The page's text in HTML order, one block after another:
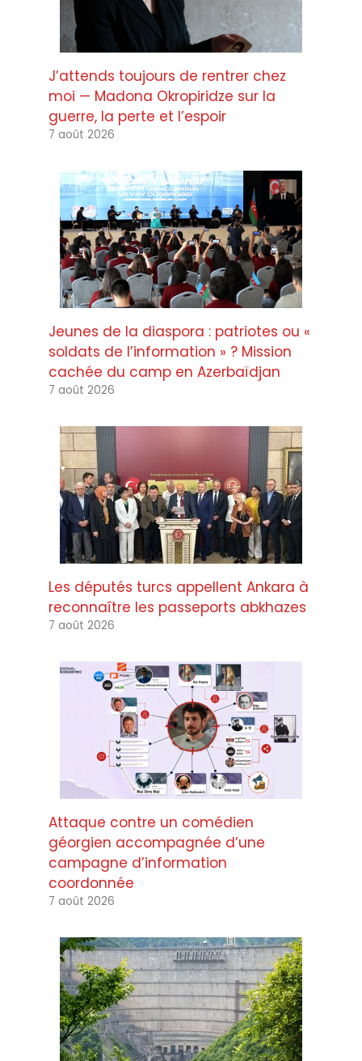
J’attends toujours de rentrer chez
moi — Madona Okropiridze sur la
guerre, la perte et l’espoir
7 août 2026
Jeunes de la diaspora : patriotes ou «
soldats de l’information » ? Mission
cachée du camp en Azerbaïdjan
7 août 2026
Les députés turcs appellent Ankara à
reconnaître les passeports abkhazes
7 août 2026
Attaque contre un comédien
géorgien accompagnée d’une
campagne d’information
coordonnée
7 août 2026